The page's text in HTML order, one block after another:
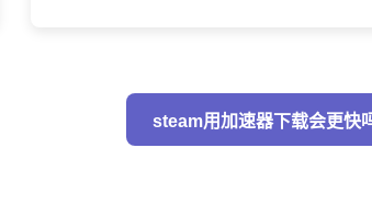
steam用加速器下载会更快